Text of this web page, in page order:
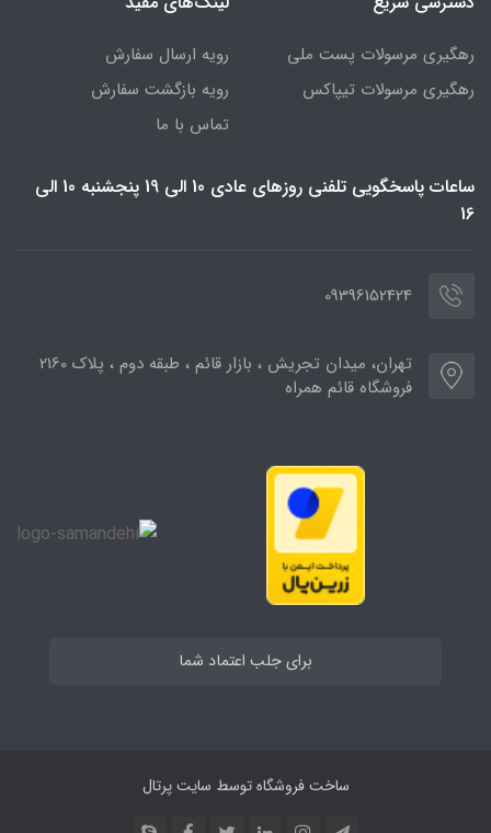
رهگیری مرسولات پست ملی
رهگیری مرسولات تیپاکس
رویه ارسال سفارش
رویه بازگشت سفارش
تماس با ما
ساعات پاسخگویی تلفنی روزهای عادی 10 الی 19 پنجشنبه 10 الی
16
09396152424
تهران، میدان تجریش ، بازار قائم ، طبقه دوم ، پلاک 2160
فروشگاه قائم همراه
برای جلب اعتماد شما
ساخت فروشگاه توسط سایت پرتال